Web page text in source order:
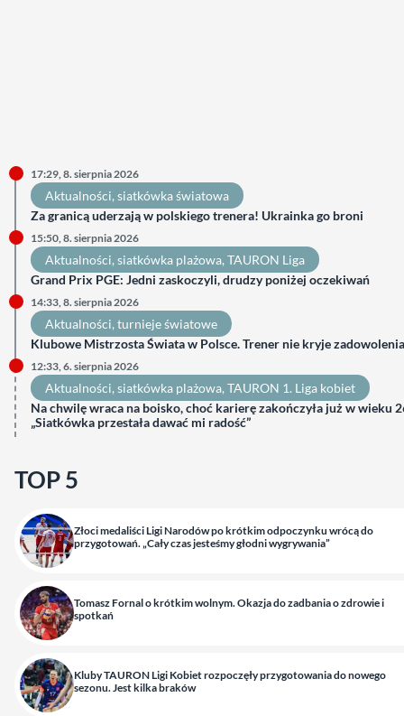
17:29, 8. sierpnia 2026
Aktualności, siatkówka światowa
Za granicą uderzają w polskiego trenera! Ukrainka go broni
15:50, 8. sierpnia 2026
Aktualności, siatkówka plażowa, TAURON Liga
Grand Prix PGE: Jedni zaskoczyli, drudzy poniżej oczekiwań
14:33, 8. sierpnia 2026
Aktualności, turnieje światowe
Klubowe Mistrzosta Świata w Polsce. Trener nie kryje zadowolenia
12:33, 6. sierpnia 2026
Aktualności, siatkówka plażowa, TAURON 1. Liga kobiet
Na chwilę wraca na boisko, choć karierę zakończyła już w wieku
„Siatkówka przestała dawać mi radość”
TOP 5
Złoci medaliści Ligi Narodów po krótkim odpoczynku wrócą do
przygotowań. „Cały czas jesteśmy głodni wygrywania”
Tomasz Fornal o krótkim wolnym. Okazja do zadbania o zdrowie i
spotkań
Kluby TAURON Ligi Kobiet rozpoczęły przygotowania do nowego
sezonu. Jest kilka braków